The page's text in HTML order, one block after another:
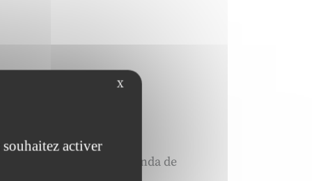
liminaire à un agenda de
X
activer